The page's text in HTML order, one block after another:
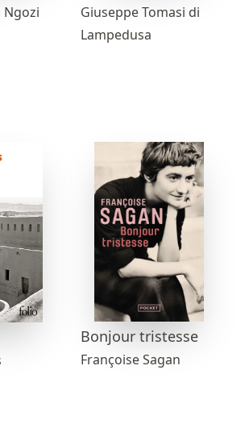
Ngozi
Giuseppe Tomasi di
Lampedusa
Bonjour tristesse
Françoise Sagan